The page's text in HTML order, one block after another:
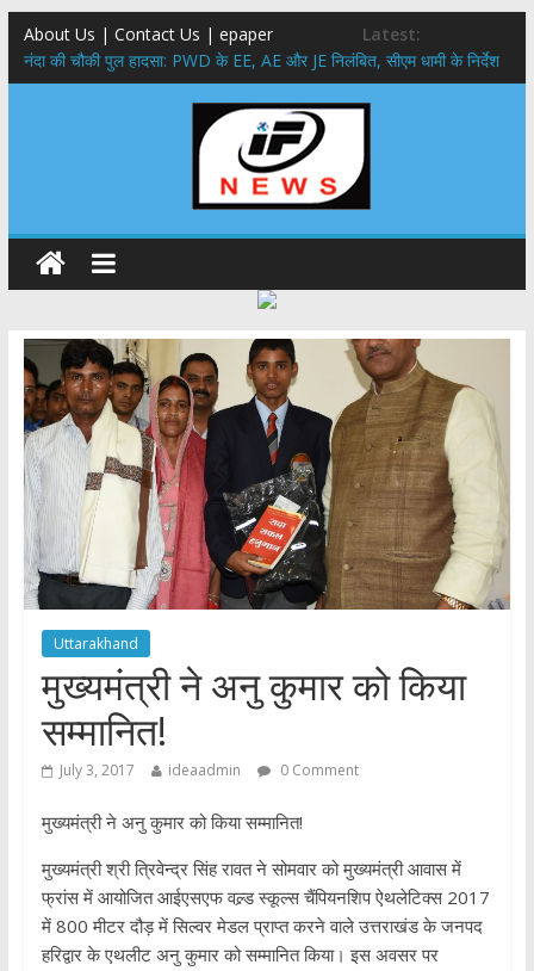
About Us | Contact Us | epaper
Latest:
नंदा की चौकी पुल हादसा: PWD के EE, AE और JE निलंबित, सीएम धामी के निर्देश
पर सख्त कार्रवाई
सरकारी नीतियों में शामिल किए जाएंगे छात्र – छात्राओं के सुझाव ,मुख्यमंत्री युवा
विद्यार्थी मंथन कार्यक्रम में शामिल हुए सीएम पुष्कर सिंह धामी
उत्तराखंड में बढ़ेंगे राजस्व के स्रोत: इको-टूरिज्म, कार्बन क्रेडिट और जड़ी-बूटी आय
मुख्यमंत्री ने उत्तराखण्ड क्षत्रिय कल्याण समिति की वेबसाइट एवं क्षत्रिय जागरण
स्मारिका का किया विमोचन
मुख्यमंत्री ने हर घर तिरंगा यात्रा कार्यक्रम में किया प्रतिभाग,मुख्यमंत्री ने
प्रदेशवासियों से स्वतंत्रता दिवस पर अपने घरों में तिरंगा फहराने का किया आवाह्न
Uttarakhand
मुख्यमंत्री ने अनु कुमार को किया
सम्मानित!
July 3, 2017 ideaadmin 0 Comment
मुख्यमंत्री ने अनु कुमार को किया सम्मानित!
मुख्यमंत्री श्री त्रिवेन्द्र सिंह रावत ने सोमवार को मुख्यमंत्री आवास में
फ्रांस में आयोजित आईएसएफ वल्र्ड स्कूल्स चैंपियनशिप ऐथलेटिक्स 2017
में 800 मीटर दौड़ में सिल्वर मेडल प्राप्त करने वाले उत्तराखंड के जनपद
हरिद्वार के एथलीट अनु कुमार को सम्मानित किया। इस अवसर पर